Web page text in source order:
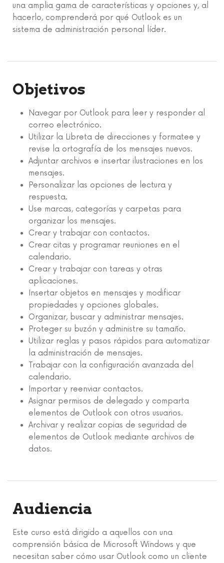
una amplia gama de características y opciones y, al
hacerlo, comprenderá por qué Outlook es un
sistema de administración personal líder.
Objetivos
Navegar por Outlook para leer y responder al
correo electrónico.
Utilizar la Libreta de direcciones y formatee y
revise la ortografía de los mensajes nuevos.
Adjuntar archivos e insertar ilustraciones en los
mensajes.
Personalizar las opciones de lectura y
respuesta.
Use marcas, categorías y carpetas para
organizar los mensajes.
Crear y trabajar con contactos.
Crear citas y programar reuniones en el
calendario.
Crear y trabajar con tareas y otras
aplicaciones.
Insertar objetos en mensajes y modificar
propiedades y opciones globales.
Organizar, buscar y administrar mensajes.
Proteger su buzón y administre su tamaño.
Utilizar reglas y pasos rápidos para automatizar
la administración de mensajes.
Trabajar con la configuración avanzada del
calendario.
Importar y reenviar contactos.
Asignar permisos de delegado y comparta
elementos de Outlook con otros usuarios.
Archivar y realizar copias de seguridad de
elementos de Outlook mediante archivos de
datos.
Audiencia
Este curso está dirigido a aquellos con una
comprensión básica de Microsoft Windows y que
necesitan saber cómo usar Outlook como un cliente